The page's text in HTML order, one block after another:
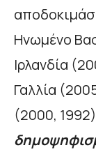
Ηνωμένο
Ιρλανδία
Γαλλία
(2000,